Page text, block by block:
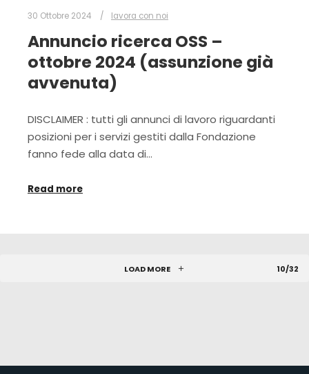
30 Ottobre 2024 lavora con noi
Annuncio ricerca OSS –
ottobre 2024 (assunzione già
avvenuta)
DISCLAIMER : tutti gli annunci di lavoro riguardanti
posizioni per i servizi gestiti dalla Fondazione
fanno fede alla data di…
Read more
LOAD MORE 10/32